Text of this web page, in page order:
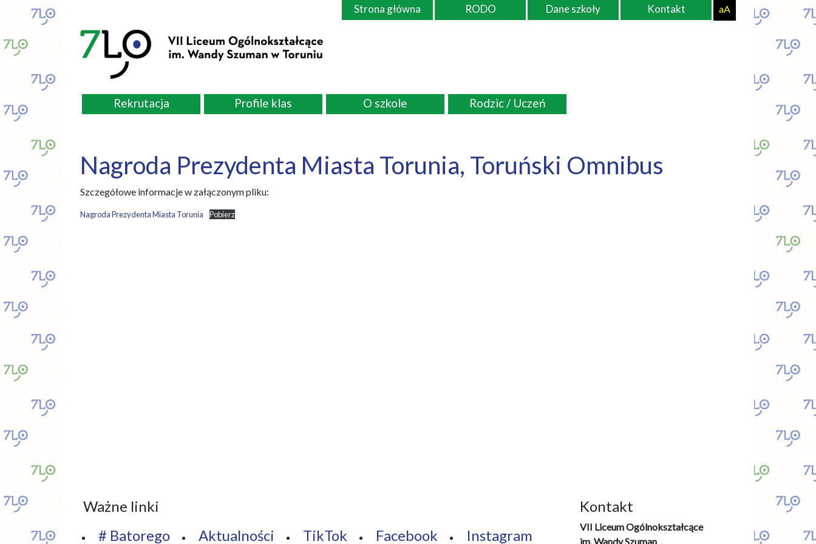
Strona główna RODO Dane szkoły Kontakt aA
Rekrutacja Profile klas O szkole Rodzic / Uczeń
Nagroda Prezydenta Miasta Torunia, Toruński Omnibus
Szczegółowe informacje w załączonym pliku:
Nagroda Prezydenta Miasta Torunia Pobierz
Ważne linki
# Batorego
Aktualności TikTok Facebook Instagram
Kontakt
VII Liceum Ogólnokształcące
im. Wandy Szuman